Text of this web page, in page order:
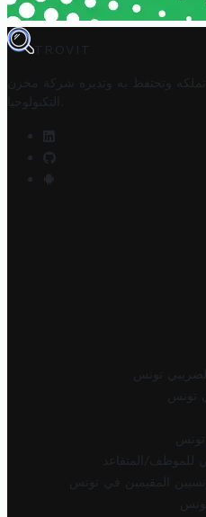
TROVIT
وتحتفظ به وتديره
شركة مخزن
التكنولوجيا
تونس
تونس
المتقاعد
المقيمين في تونس